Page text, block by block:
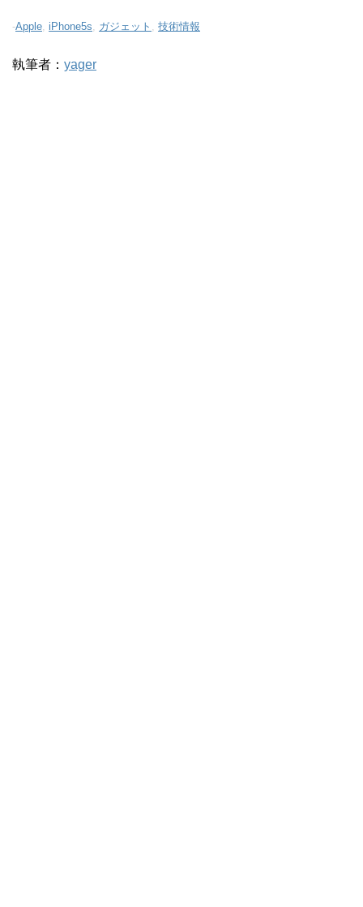
-Apple iPhone5s ガジェット 技術情報
執筆者： yager